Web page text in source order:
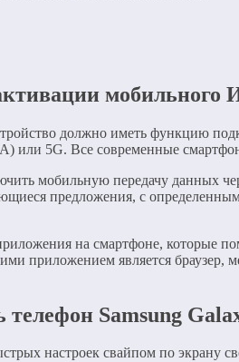
мобильного
должно иметь функцию
или 5G. Все современные
мобильную передачу данных
предложения, с
на смартфоне, которые
приложением является
Samsung
настроек свайпом по экрану